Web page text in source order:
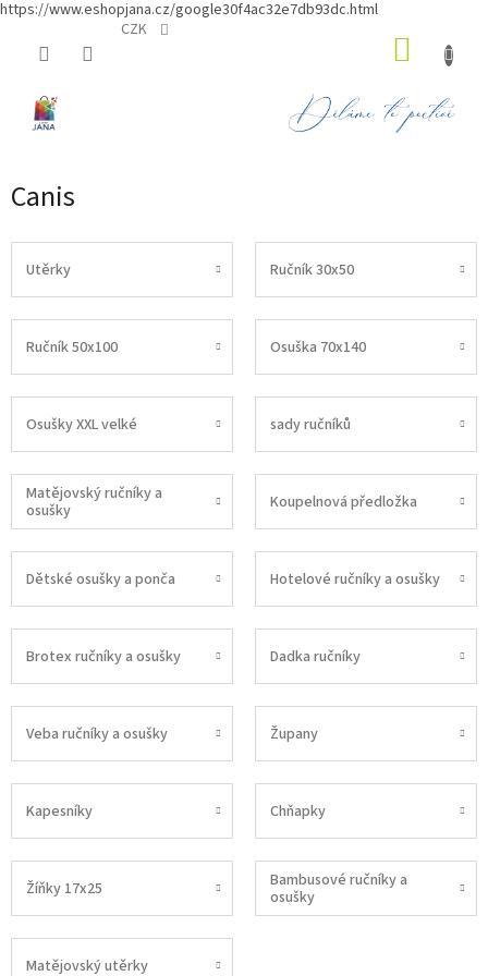
https://www.eshopjana.cz/google30f4ac32e7db93dc.html
CZK
Canis
Utěrky Ručník 30x50
Ručník 50x100 Osuška 70x140
Osušky XXL velké sady ručníků
Matějovský ručníky a
osušky
Koupelnová předložka
Dětské osušky a ponča Hotelové ručníky a osušky
Brotex ručníky a osušky Dadka ručníky
Veba ručníky a osušky Župany
Kapesníky Chňapky
Žíňky 17x25
Bambusové ručníky a
osušky
Matějovský utěrky